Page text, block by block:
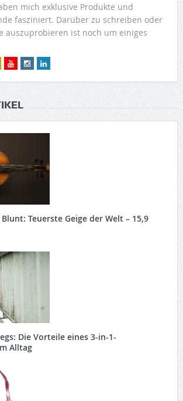
mich exklusive Produkte und
fasziniert. Darüber zu schreiben oder
auszuprobieren ist noch um einiges
Teuerste Geige der Welt – 15,9
Die Vorteile eines 3-in-1-
Alltag